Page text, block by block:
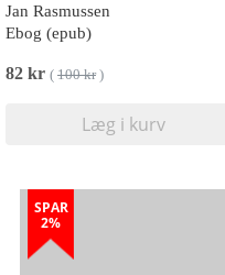
Jan Rasmussen
Ebog (epub)
82 kr ( 100 kr)
Læg i kurv
SPAR
2%